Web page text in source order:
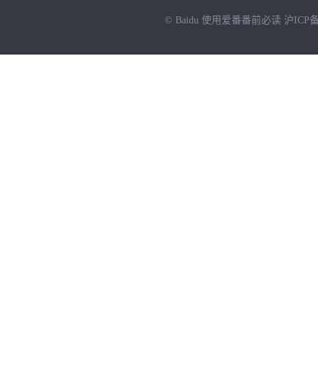
© Baidu 使用爱番番前必读 沪ICP